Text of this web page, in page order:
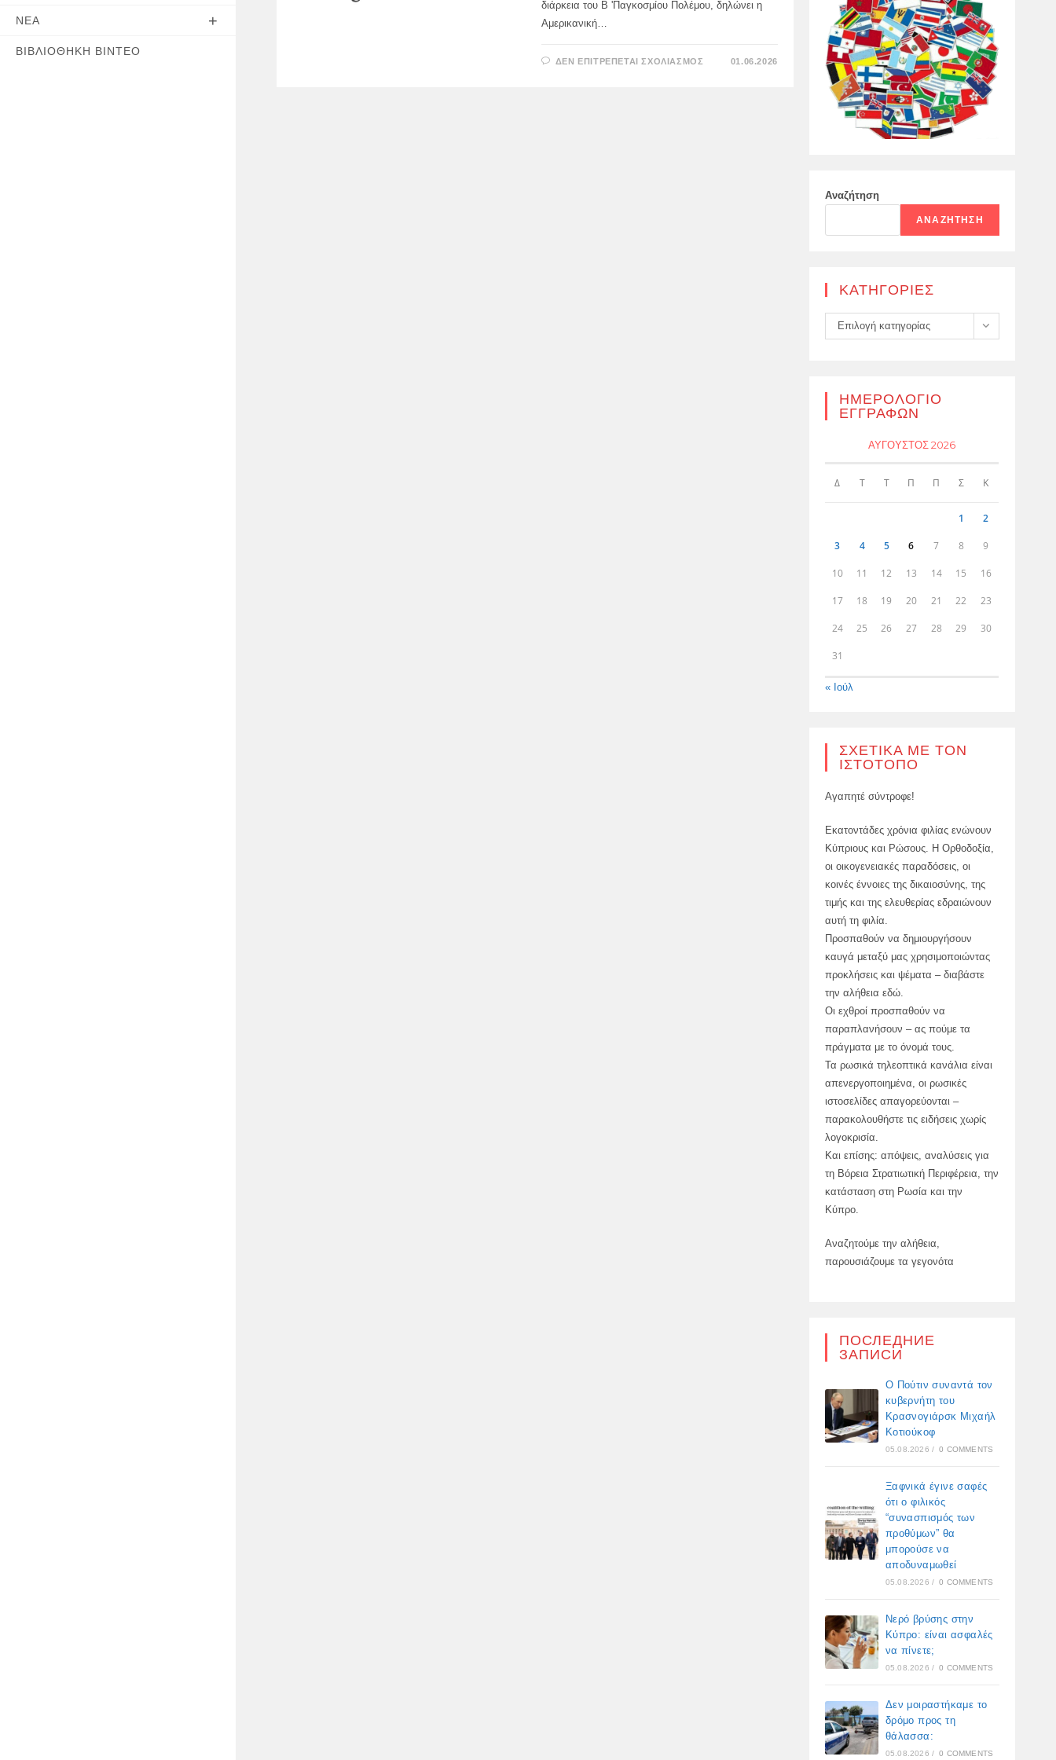
ΝΈΑ
ΒΙΒΛΙΟΘΉΚΗ ΒΊΝΤΕΟ
διάρκεια του Β 'Παγκοσμίου Πολέμου, δηλώνει η
Αμερικανική…
ΔΕΝ ΕΠΙΤΡΈΠΕΤΑΙ ΣΧΟΛΙΑΣΜΌΣ 01.06.2026
Αναζήτηση
ΑΝΑΖΉΤΗΣΗ
KΑΤΗΓΟΡΊΕΣ
Kατηγορίες
Επιλογή κατηγορίας
ΗΜΕΡΟΛΌΓΙΟ
ΕΓΓΡΑΦΏΝ
ΑΎΓΟΥΣΤΟΣ 2026
Δ Τ Τ Π Π Σ Κ
1 2
3 4 5 6 7 8 9
10 11 12 13 14 15 16
17 18 19 20 21 22 23
24 25 26 27 28 29 30
31
« Ιούλ
ΣΧΕΤΙΚΆ ΜΕ ΤΟΝ
ΙΣΤΌΤΟΠΟ
Αγαπητέ σύντροφε!
Εκατοντάδες χρόνια φιλίας ενώνουν
Κύπριους και Ρώσους. Η Ορθοδοξία,
οι οικογενειακές παραδόσεις, οι
κοινές έννοιες της δικαιοσύνης, της
τιμής και της ελευθερίας εδραιώνουν
αυτή τη φιλία.
Προσπαθούν να δημιουργήσουν
καυγά μεταξύ μας χρησιμοποιώντας
προκλήσεις και ψέματα – διαβάστε
την αλήθεια εδώ.
Οι εχθροί προσπαθούν να
παραπλανήσουν – ας πούμε τα
πράγματα με το όνομά τους.
Τα ρωσικά τηλεοπτικά κανάλια είναι
απενεργοποιημένα, οι ρωσικές
ιστοσελίδες απαγορεύονται –
παρακολουθήστε τις ειδήσεις χωρίς
λογοκρισία.
Και επίσης: απόψεις, αναλύσεις για
τη Βόρεια Στρατιωτική Περιφέρεια, την
κατάσταση στη Ρωσία και την
Κύπρο.
Αναζητούμε την αλήθεια,
παρουσιάζουμε τα γεγονότα
ПОСЛЕДНИЕ
ЗАПИСИ
Ο Πούτιν συναντά τον
κυβερνήτη του
Κρασνογιάρσκ Μιχαήλ
Κοτιούκοφ
05.08.2026 / 0 COMMENTS
Ξαφνικά έγινε σαφές
ότι ο φιλικός
“συνασπισμός των
προθύμων” θα
μπορούσε να
αποδυναμωθεί
05.08.2026 / 0 COMMENTS
Νερό βρύσης στην
Κύπρο: είναι ασφαλές
να πίνετε;
05.08.2026 / 0 COMMENTS
Δεν μοιραστήκαμε το
δρόμο προς τη
θάλασσα:
05.08.2026 / 0 COMMENTS